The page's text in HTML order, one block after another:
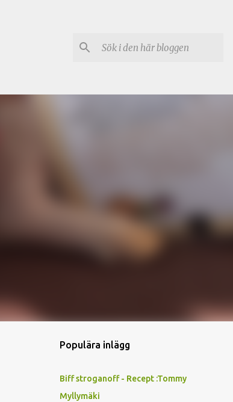
Populära inlägg
Biff stroganoff - Recept :Tommy
Myllymäki